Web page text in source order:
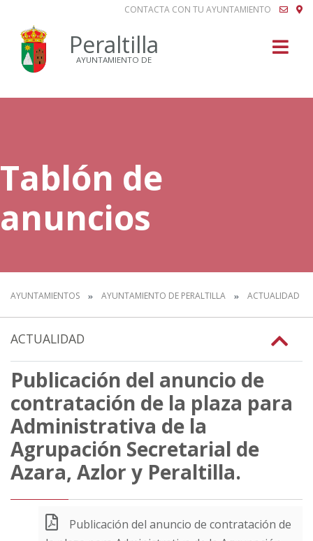
CONTACTA CON TU AYUNTAMIENTO
Peraltilla
AYUNTAMIENTO DE
Tablón de
anuncios
AYUNTAMIENTOS AYUNTAMIENTO DE PERALTILLA ACTUALIDAD
ACTUALIDAD
Publicación del anuncio de
contratación de la plaza para
Administrativa de la
Agrupación Secretarial de
Azara, Azlor y Peraltilla.
Publicación del anuncio de contratación de